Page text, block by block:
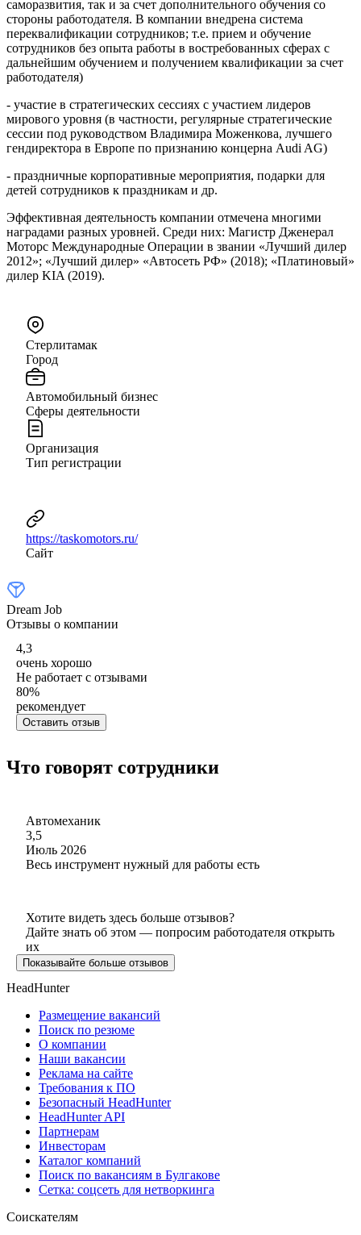
саморазвития, так и за счет дополнительного обучения со
стороны работодателя. В компании внедрена система
переквалификации сотрудников; т.е. прием и обучение
сотрудников без опыта работы в востребованных сферах с
дальнейшим обучением и получением квалификации за счет
работодателя)
- участие в стратегических сессиях с участием лидеров
мирового уровня (в частности, регулярные стратегические
сессии под руководством Владимира Моженкова, лучшего
гендиректора в Европе по признанию концерна Audi AG)
- праздничные корпоративные мероприятия, подарки для
детей сотрудников к праздникам и др.
Эффективная деятельность компании отмечена многими
наградами разных уровней. Среди них: Магистр Дженерал
Моторс Международные Операции в звании «Лучший дилер
2012»; «Лучший дилер» «Автосеть РФ» (2018); «Платиновый»
дилер KIA (2019).
Стерлитамак
Город
Автомобильный бизнес
Сферы деятельности
Организация
Тип регистрации
https://taskomotors.ru/
Сайт
Dream Job
Отзывы о компании
4,3
очень хорошо
Не работает с отзывами
80%
рекомендует
Оставить отзыв
Что говорят сотрудники
Автомеханик
3,5
Июль 2026
Весь инструмент нужный для работы есть
Хотите видеть здесь больше отзывов?
Дайте знать об этом — попросим работодателя открыть
их
Показывайте больше отзывов
HeadHunter
Размещение вакансий
Поиск по резюме
О компании
Наши вакансии
Реклама на сайте
Требования к ПО
Безопасный HeadHunter
HeadHunter API
Партнерам
Инвесторам
Каталог компаний
Поиск по вакансиям в Булгакове
Сетка: соцсеть для нетворкинга
Соискателям